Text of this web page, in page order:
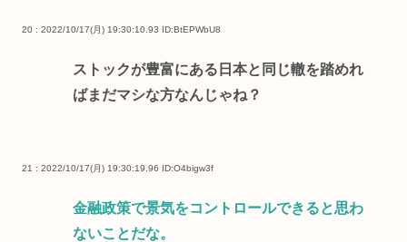
20 : 2022/10/17(月) 19:30:10.93 ID:BtEPWbU8
ストックが豊富にある日本と同じ轍を踏めれ
ばまだマシな方なんじゃね？
21 : 2022/10/17(月) 19:30:19.96 ID:O4bigw3f
金融政策で景気をコントロールできると思わ
ないことだな。